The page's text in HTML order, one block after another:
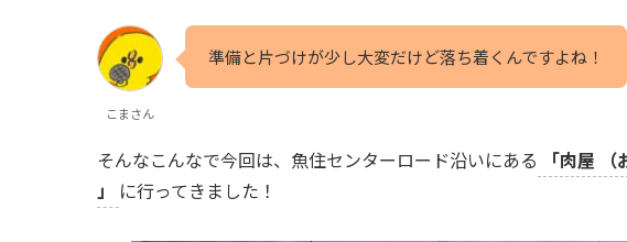
こまさん
準備と片づけが少し大変だけど落ち着くんですよね！
そんなこんなで今回は、魚住センターロード沿いにある
「肉屋
」
に行ってきました！